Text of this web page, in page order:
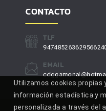
CONTACTO
TLF
EMAIL
Utilizamos cookies propias
información estadística y
personalizada a través del